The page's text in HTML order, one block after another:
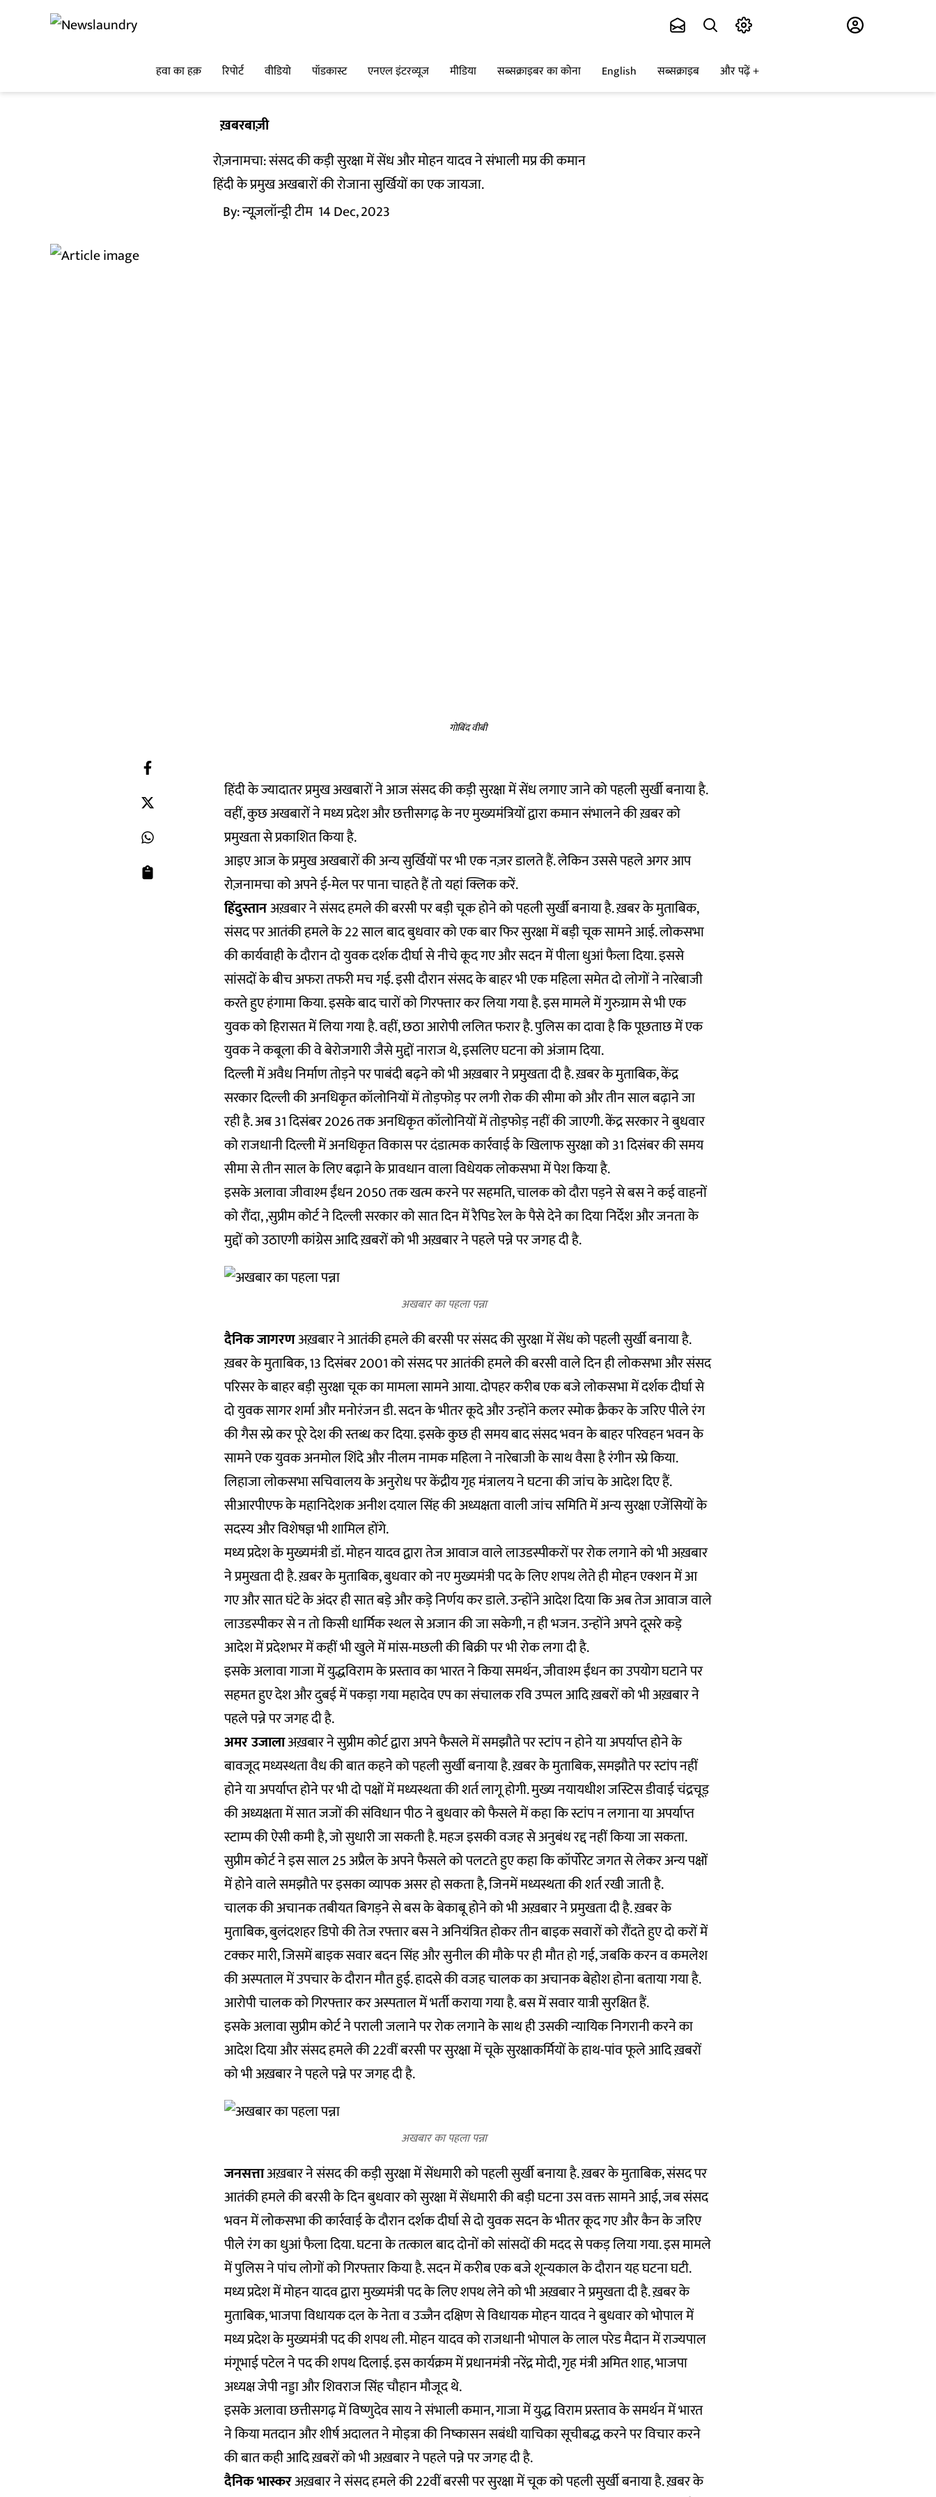
हवा का हक़ रिपोर्ट वीडियो पॉडकास्ट एनएल इंटरव्यूज मीडिया सब्सक्राइबर का कोना English सब्सक्राइब और पढ़ें
ख़बरबाज़ी
रोज़नामचा: संसद की कड़ी सुरक्षा में सेंध और मोहन यादव ने संभाली मप्र की कमान
हिंदी के प्रमुख अखबारों की रोजाना सुर्खियों का एक जायजा.
By:न्यूज़लॉन्ड्री टीम 14 Dec, 2023
गोबिंद वीबी
हिंदी के ज्यादातर प्रमुख अखबारों ने आज संसद की कड़ी सुरक्षा में सेंध लगाए जाने को पहली सुर्खी बनाया है.
वहीं, कुछ अखबारों ने मध्य प्रदेश और छत्तीसगढ़ के नए मुख्यमंत्रियों द्वारा कमान संभालने की ख़बर को
प्रमुखता से प्रकाशित किया है.
आइए आज के प्रमुख अखबारों की अन्य सुर्खियों पर भी एक नज़र डालते हैं. लेकिन उससे पहले अगर आप
रोज़नामचा को अपने ई-मेल पर पाना चाहते हैं तोयहांक्लिक करें.
हिंदुस्तानअख़बार ने संसद हमले की बरसी पर बड़ी चूक होने को पहली सुर्खी बनाया है. ख़बर के मुताबिक,
संसद पर आतंकी हमले के 22 साल बाद बुधवार को एक बार फिर सुरक्षा में बड़ी चूक सामने आई. लोकसभा
की कार्यवाही के दौरान दो युवक दर्शक दीर्घा से नीचे कूद गए और सदन में पीला धुआं फैला दिया. इससे
सांसदों के बीच अफरा तफरी मच गई. इसी दौरान संसद के बाहर भी एक महिला समेत दो लोगों ने नारेबाजी
करते हुए हंगामा किया. इसके बाद चारों को गिरफ्तार कर लिया गया है. इस मामले में गुरुग्राम से भी एक
युवक को हिरासत में लिया गया है. वहीं, छठा आरोपी ललित फरार है. पुलिस का दावा है कि पूछताछ में एक
युवक ने कबूला की वे बेरोजगारी जैसे मुद्दों नाराज थे, इसलिए घटना को अंजाम दिया.
दिल्ली में अवैध निर्माण तोड़ने पर पाबंदी बढ़ने को भी अख़बार ने प्रमुखता दी है. ख़बर के मुताबिक, केंद्र
सरकार दिल्ली की अनधिकृत कॉलोनियों में तोड़फोड़ पर लगी रोक की सीमा को और तीन साल बढ़ाने जा
रही है. अब 31 दिसंबर 2026 तक अनधिकृत कॉलोनियों में तोड़फोड़ नहीं की जाएगी. केंद्र सरकार ने बुधवार
को राजधानी दिल्ली में अनधिकृत विकास पर दंडात्मक कार्रवाई के खिलाफ सुरक्षा को 31 दिसंबर की समय
सीमा से तीन साल के लिए बढ़ाने के प्रावधान वाला विधेयक लोकसभा में पेश किया है.
इसके अलावा जीवाश्म ईंधन 2050 तक खत्म करने पर सहमति, चालक को दौरा पड़ने से बस ने कई वाहनों
को रौंदा, ,सुप्रीम कोर्ट ने दिल्ली सरकार को सात दिन में रैपिड रेल के पैसे देने का दिया निर्देश और जनता के
मुद्दों को उठाएगी कांग्रेस आदि ख़बरों को भी अख़बार ने पहले पन्ने पर जगह दी है.
अखबार का पहला पन्ना
दैनिक जागरणअख़बार ने आतंकी हमले की बरसी पर संसद की सुरक्षा में सेंध को पहली सुर्खी बनाया है.
ख़बर के मुताबिक, 13 दिसंबर 2001 को संसद पर आतंकी हमले की बरसी वाले दिन ही लोकसभा और संसद
परिसर के बाहर बड़ी सुरक्षा चूक का मामला सामने आया. दोपहर करीब एक बजे लोकसभा में दर्शक दीर्घा से
दो युवक सागर शर्मा और मनोरंजन डी. सदन के भीतर कूदे और उन्होंने कलर स्मोक क्रैकर के जरिए पीले रंग
की गैस स्प्रे कर पूरे देश की स्तब्ध कर दिया. इसके कुछ ही समय बाद संसद भवन के बाहर परिवहन भवन के
सामने एक युवक अनमोल शिंदे और नीलम नामक महिला ने नारेबाजी के साथ वैसा है रंगीन स्प्रे किया.
लिहाजा लोकसभा सचिवालय के अनुरोध पर केंद्रीय गृह मंत्रालय ने घटना की जांच के आदेश दिए हैं.
सीआरपीएफ के महानिदेशक अनीश दयाल सिंह की अध्यक्षता वाली जांच समिति में अन्य सुरक्षा एजेंसियों के
सदस्य और विशेषज्ञ भी शामिल होंगे.
मध्य प्रदेश के मुख्यमंत्री डॉ. मोहन यादव द्वारा तेज आवाज वाले लाउडस्पीकरों पर रोक लगाने को भी अख़बार
ने प्रमुखता दी है. ख़बर के मुताबिक, बुधवार को नए मुख्यमंत्री पद के लिए शपथ लेते ही मोहन एक्शन में आ
गए और सात घंटे के अंदर ही सात बड़े और कड़े निर्णय कर डाले. उन्होंने आदेश दिया कि अब तेज आवाज वाले
लाउडस्पीकर से न तो किसी धार्मिक स्थल से अजान की जा सकेगी, न ही भजन. उन्होंने अपने दूसरे कड़े
आदेश में प्रदेशभर में कहीं भी खुले में मांस-मछली की बिक्री पर भी रोक लगा दी है.
इसके अलावा गाजा में युद्धविराम के प्रस्ताव का भारत ने किया समर्थन, जीवाश्म ईंधन का उपयोग घटाने पर
सहमत हुए देश और दुबई में पकड़ा गया महादेव एप का संचालक रवि उप्पल आदि ख़बरों को भी अख़बार ने
पहले पन्ने पर जगह दी है.
अमर उजालाअख़बार ने सुप्रीम कोर्ट द्वारा अपने फैसले में समझौते पर स्टांप न होने या अपर्याप्त होने के
बावजूद मध्यस्थता वैध की बात कहने को पहली सुर्खी बनाया है. ख़बर के मुताबिक, समझौते पर स्टांप नहीं
होने या अपर्याप्त होने पर भी दो पक्षों में मध्यस्थता की शर्त लागू होगी. मुख्य नयायधीश जस्टिस डीवाई चंद्रचूड़
की अध्यक्षता में सात जजों की संविधान पीठ ने बुधवार को फैसले में कहा कि स्टांप न लगाना या अपर्याप्त
स्टाम्प की ऐसी कमी है, जो सुधारी जा सकती है. महज इसकी वजह से अनुबंध रद्द नहीं किया जा सकता.
सुप्रीम कोर्ट ने इस साल 25 अप्रैल के अपने फैसले को पलटते हुए कहा कि कॉर्पोरेट जगत से लेकर अन्य पक्षों
में होने वाले समझौते पर इसका व्यापक असर हो सकता है, जिनमें मध्यस्थता की शर्त रखी जाती है.
चालक की अचानक तबीयत बिगड़ने से बस के बेकाबू होने को भी अख़बार ने प्रमुखता दी है. ख़बर के
मुताबिक, बुलंदशहर डिपो की तेज रफ्तार बस ने अनियंत्रित होकर तीन बाइक सवारों को रौंदते हुए दो करों में
टक्कर मारी, जिसमें बाइक सवार बदन सिंह और सुनील की मौके पर ही मौत हो गई, जबकि करन व कमलेश
की अस्पताल में उपचार के दौरान मौत हुई. हादसे की वजह चालक का अचानक बेहोश होना बताया गया है.
आरोपी चालक को गिरफ्तार कर अस्पताल में भर्ती कराया गया है. बस में सवार यात्री सुरक्षित हैं.
इसके अलावा सुप्रीम कोर्ट ने पराली जलाने पर रोक लगाने के साथ ही उसकी न्यायिक निगरानी करने का
आदेश दिया और संसद हमले की 22वीं बरसी पर सुरक्षा में चूके सुरक्षाकर्मियों के हाथ-पांव फूले आदि ख़बरों
को भी अख़बार ने पहले पन्ने पर जगह दी है.
अखबार का पहला पन्ना
जनसत्ताअख़बार ने संसद की कड़ी सुरक्षा में सेंधमारी को पहली सुर्खी बनाया है. ख़बर के मुताबिक, संसद पर
आतंकी हमले की बरसी के दिन बुधवार को सुरक्षा में सेंधमारी की बड़ी घटना उस वक्त सामने आई, जब संसद
भवन में लोकसभा की कार्रवाई के दौरान दर्शक दीर्घा से दो युवक सदन के भीतर कूद गए और कैन के जरिए
पीले रंग का धुआं फैला दिया. घटना के तत्काल बाद दोनों को सांसदों की मदद से पकड़ लिया गया. इस मामले
में पुलिस ने पांच लोगों को गिरफ्तार किया है. सदन में करीब एक बजे शून्यकाल के दौरान यह घटना घटी.
मध्य प्रदेश में मोहन यादव द्वारा मुख्यमंत्री पद के लिए शपथ लेने को भी अख़बार ने प्रमुखता दी है. ख़बर के
मुताबिक, भाजपा विधायक दल के नेता व उज्जैन दक्षिण से विधायक मोहन यादव ने बुधवार को भोपाल में
मध्य प्रदेश के मुख्यमंत्री पद की शपथ ली. मोहन यादव को राजधानी भोपाल के लाल परेड मैदान में राज्यपाल
मंगूभाई पटेल ने पद की शपथ दिलाई. इस कार्यक्रम में प्रधानमंत्री नरेंद्र मोदी, गृह मंत्री अमित शाह, भाजपा
अध्यक्ष जेपी नड्डा और शिवराज सिंह चौहान मौजूद थे.
इसके अलावा छत्तीसगढ़ में विष्णुदेव साय ने संभाली कमान, गाजा में युद्ध विराम प्रस्ताव के समर्थन में भारत
ने किया मतदान और शीर्ष अदालत ने मोइत्रा की निष्कासन सबंधी याचिका सूचीबद्ध करने पर विचार करने
की बात कही आदि ख़बरों को भी अख़बार ने पहले पन्ने पर जगह दी है.
दैनिक भास्करअख़बार ने संसद हमले की 22वीं बरसी पर सुरक्षा में चूक को पहली सुर्खी बनाया है. ख़बर के